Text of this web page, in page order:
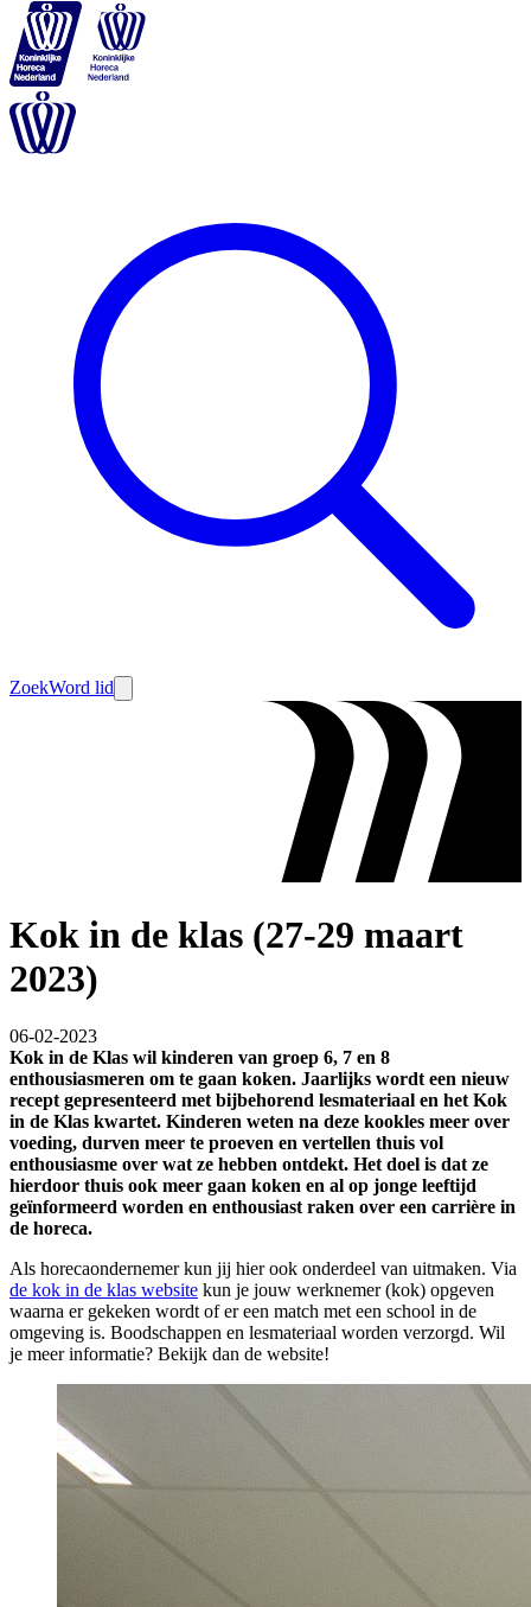
ZoekWord lid
Kok in de klas (27-29 maart
2023)
06-02-2023
Kok in de Klas wil kinderen van groep 6, 7 en 8
enthousiasmeren om te gaan koken. Jaarlijks wordt een nieuw
recept gepresenteerd met bijbehorend lesmateriaal en het Kok
in de Klas kwartet. Kinderen weten na deze kookles meer over
voeding, durven meer te proeven en vertellen thuis vol
enthousiasme over wat ze hebben ontdekt. Het doel is dat ze
hierdoor thuis ook meer gaan koken en al op jonge leeftijd
geïnformeerd worden en enthousiast raken over een carrière in
de horeca.
Als horecaondernemer kun jij hier ook onderdeel van uitmaken. Via
de kok in de klas website kun je jouw werknemer (kok) opgeven
waarna er gekeken wordt of er een match met een school in de
omgeving is. Boodschappen en lesmateriaal worden verzorgd. Wil
je meer informatie? Bekijk dan de website!